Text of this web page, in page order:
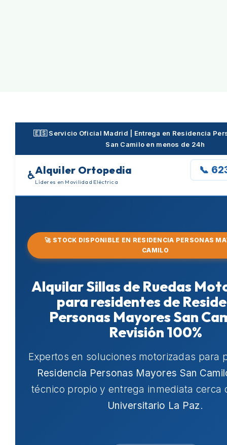
🇪🇸 Servicio Oficial Madrid | Entrega en Residencia
San Camilo en menos de 24h
♿Alquiler Ortopedia
Líderes en Movilidad Eléctrica
📞
🚀 STOCK DISPONIBLE EN RESIDENCIA PERSONAS
CAMILO
Alquilar Sillas de Ruedas
para residentes de
Personas Mayores San
Revisión 100%
Expertos en soluciones motorizadas para
Residencia Personas Mayores San
técnico propio y entrega inmediata cerca
Universitario La Paz.